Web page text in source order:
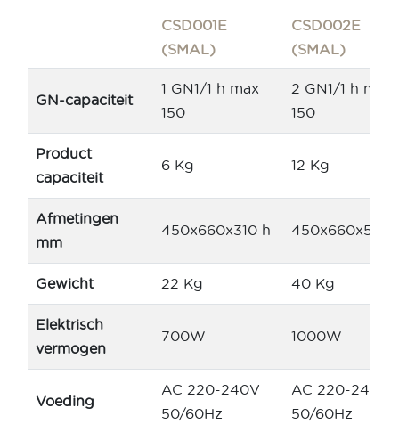
CSD001E
(SMAL)
CSD002E
(SMAL)
GN-capaciteit
1 GN1/1 h max
150
2 GN1/1 h max
150
Product
capaciteit
6 Kg 12 Kg
Afmetingen
mm
450x660x310 h 450x660x520
Gewicht 22 Kg 40 Kg
Elektrisch
vermogen
700W 1000W
Voeding
AC 220-240V
50/60Hz
AC 220-240V
50/60Hz